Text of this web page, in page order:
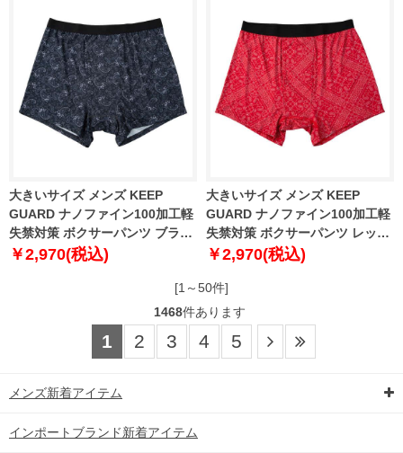
大きいサイズ メンズ KEEP
GUARD ナノファイン100加工軽
失禁対策 ボクサーパンツ ブラッ
クペイズリー 1249-6210-2 4L
￥2,970(税込)
大きいサイズ メンズ KEEP
GUARD ナノファイン100加工軽
失禁対策 ボクサーパンツ レッド
ペイズリー 1249-6210-3 4L 5L
￥2,970(税込)
[1～50件]
1468件あります
1 2 3 4 5
メンズ新着アイテム
インポートブランド新着アイテム